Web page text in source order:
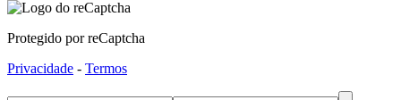
Protegido por reCaptcha
Privacidade - Termos